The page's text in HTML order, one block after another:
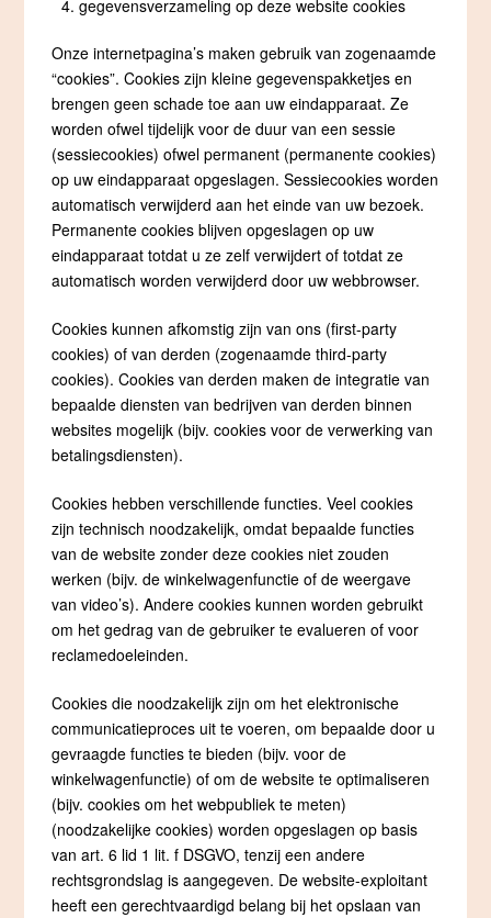
gegevensverzameling op deze website cookies
Onze internetpagina’s maken gebruik van zogenaamde
“cookies”. Cookies zijn kleine gegevenspakketjes en
brengen geen schade toe aan uw eindapparaat. Ze
worden ofwel tijdelijk voor de duur van een sessie
(sessiecookies) ofwel permanent (permanente cookies)
op uw eindapparaat opgeslagen. Sessiecookies worden
automatisch verwijderd aan het einde van uw bezoek.
Permanente cookies blijven opgeslagen op uw
eindapparaat totdat u ze zelf verwijdert of totdat ze
automatisch worden verwijderd door uw webbrowser.
Cookies kunnen afkomstig zijn van ons (first-party
cookies) of van derden (zogenaamde third-party
cookies). Cookies van derden maken de integratie van
bepaalde diensten van bedrijven van derden binnen
websites mogelijk (bijv. cookies voor de verwerking van
betalingsdiensten).
Cookies hebben verschillende functies. Veel cookies
zijn technisch noodzakelijk, omdat bepaalde functies
van de website zonder deze cookies niet zouden
werken (bijv. de winkelwagenfunctie of de weergave
van video’s). Andere cookies kunnen worden gebruikt
om het gedrag van de gebruiker te evalueren of voor
reclamedoeleinden.
Cookies die noodzakelijk zijn om het elektronische
communicatieproces uit te voeren, om bepaalde door u
gevraagde functies te bieden (bijv. voor de
winkelwagenfunctie) of om de website te optimaliseren
(bijv. cookies om het webpubliek te meten)
(noodzakelijke cookies) worden opgeslagen op basis
van art. 6 lid 1 lit. f DSGVO, tenzij een andere
rechtsgrondslag is aangegeven. De website-exploitant
heeft een gerechtvaardigd belang bij het opslaan van